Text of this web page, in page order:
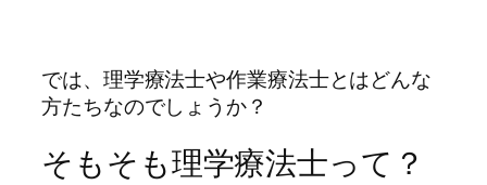
では、理学療法士や作業療法士とはどんな
方たちなのでしょうか？
そもそも理学療法士って？